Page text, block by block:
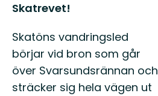
Skatrevet!
Skatöns vandringsled
börjar vid bron som går
över Svarsundsrännan och
sträcker sig hela vägen ut